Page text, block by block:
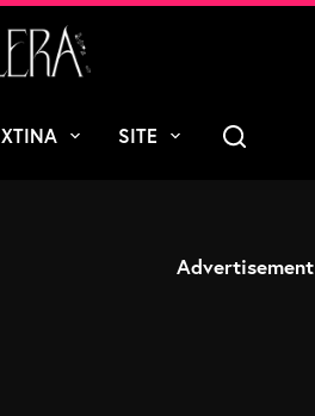
XTINA SITE
Advertisement